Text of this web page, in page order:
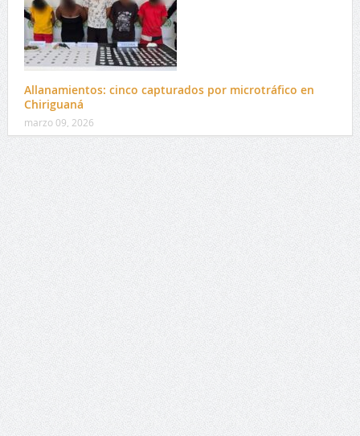
Allanamientos: cinco capturados por microtráfico en
Chiriguaná
marzo 09, 2026